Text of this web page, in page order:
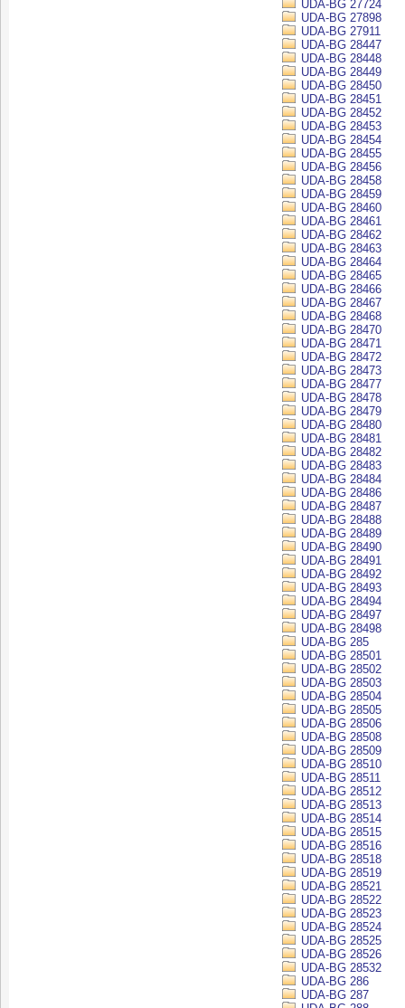
UDA-BG 27724
UDA-BG 27898
UDA-BG 27911
UDA-BG 28447
UDA-BG 28448
UDA-BG 28449
UDA-BG 28450
UDA-BG 28451
UDA-BG 28452
UDA-BG 28453
UDA-BG 28454
UDA-BG 28455
UDA-BG 28456
UDA-BG 28458
UDA-BG 28459
UDA-BG 28460
UDA-BG 28461
UDA-BG 28462
UDA-BG 28463
UDA-BG 28464
UDA-BG 28465
UDA-BG 28466
UDA-BG 28467
UDA-BG 28468
UDA-BG 28470
UDA-BG 28471
UDA-BG 28472
UDA-BG 28473
UDA-BG 28477
UDA-BG 28478
UDA-BG 28479
UDA-BG 28480
UDA-BG 28481
UDA-BG 28482
UDA-BG 28483
UDA-BG 28484
UDA-BG 28486
UDA-BG 28487
UDA-BG 28488
UDA-BG 28489
UDA-BG 28490
UDA-BG 28491
UDA-BG 28492
UDA-BG 28493
UDA-BG 28494
UDA-BG 28497
UDA-BG 28498
UDA-BG 285
UDA-BG 28501
UDA-BG 28502
UDA-BG 28503
UDA-BG 28504
UDA-BG 28505
UDA-BG 28506
UDA-BG 28508
UDA-BG 28509
UDA-BG 28510
UDA-BG 28511
UDA-BG 28512
UDA-BG 28513
UDA-BG 28514
UDA-BG 28515
UDA-BG 28516
UDA-BG 28518
UDA-BG 28519
UDA-BG 28521
UDA-BG 28522
UDA-BG 28523
UDA-BG 28524
UDA-BG 28525
UDA-BG 28526
UDA-BG 28532
UDA-BG 286
UDA-BG 287